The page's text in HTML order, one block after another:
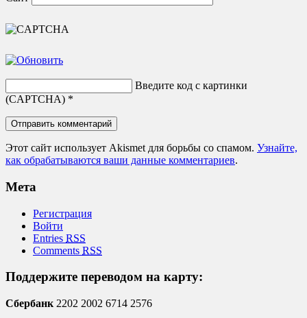
Введите код с картинки
(CAPTCHA) *
Этот сайт использует Akismet для борьбы со спамом. Узнайте,
как обрабатываются ваши данные комментариев.
Мета
Регистрация
Войти
Entries RSS
Comments RSS
Поддержите переводом на карту:
Сбербанк 2202 2002 6714 2576